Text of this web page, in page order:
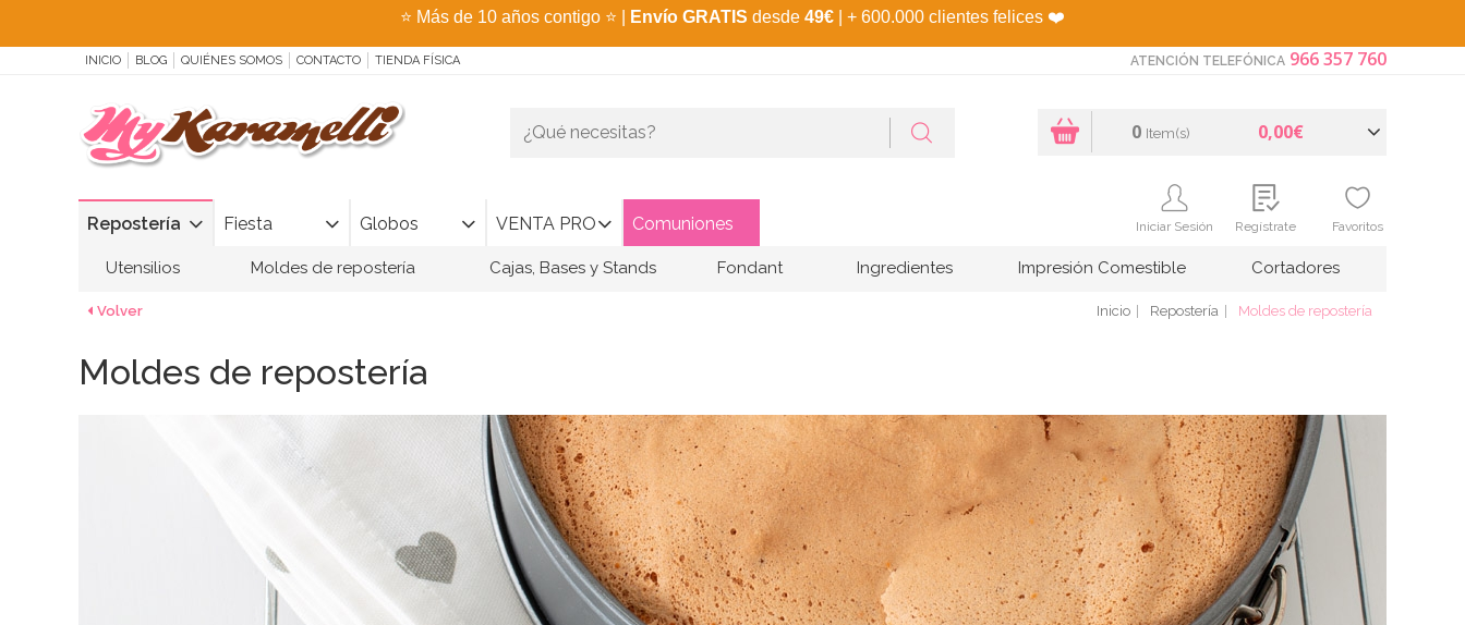
⭐ Más de 10 años contigo ⭐ Envío GRATIS desde 49€ | + 600.000 clientes felices ❤️
INICIO BLOG QUIÉNES SOMOS CONTACTO TIENDA FÍSICA ATENCIÓN TELEFÓNICA 966 357 760
Repostería Fiesta Globos VENTA PRO Comuniones
0 Item(s) 0,00€
Iniciar Sesión Regístrate Favoritos
Utensilios Moldes de repostería Cajas, Bases y Stands Fondant Ingredientes Impresión Comestible Cortadores
Volver Inicio Repostería Moldes de repostería
Moldes de repostería